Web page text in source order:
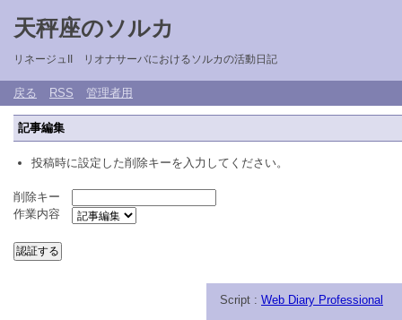
天秤座のソルカ
リネージュII リオナサーバにおけるソルカの活動日記
戻る RSS 管理者用
記事編集
投稿時に設定した削除キーを入力してください。
削除キー
作業内容
Script : Web Diary Professional